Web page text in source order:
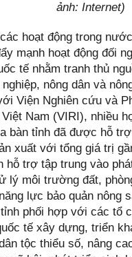
ảnh: Internet)
hoạt động trong
mạnh hoạt động đối
tế nhằm tranh thủ
nông dân và
Viện Nghiên cứu và
Việt Nam (VIRI), nhiều
bàn tỉnh đã được hỗ
xuất với tổng giá trị
hỗ trợ tập trung vào
lý môi trường đất,
lực bảo quản nông
tỉnh phối hợp với các tổ
tế xây dựng, triển
tộc thiểu số, nâng